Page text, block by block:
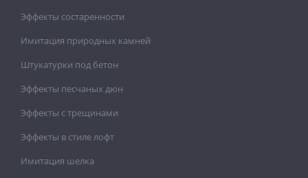
Эффекты состаренности
Имитация природных камней
Штукатурки под бетон
Эффекты песчаных дюн
Эффекты с трещинами
Эффекты в стиле лофт
Имитация шелка